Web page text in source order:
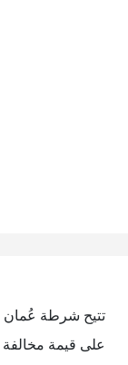
تتيح شرطة عُمان
على قيمة